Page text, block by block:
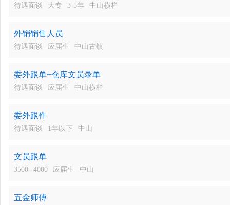
待遇面谈 大专 3-5年 中山横栏
外销销售人员
待遇面谈 应届生 中山古镇
委外跟单+仓库文员录单
待遇面谈 应届生 中山横栏
委外跟件
待遇面谈 1年以下 中山
文员跟单
3500--4000 应届生 中山
五金师傅